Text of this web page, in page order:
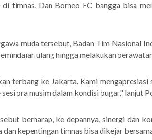
di timnas. Dan Borneo FC bangga bisa
muda tersebut, Badan Tim Nasional
ulang hingga melakukan
terbang ke Jakarta. Kami
pra musim dalam kondisi bugar," lanjut
berharap, ke depannya, sinergi dan
kepentingan timnas bisa dikejar